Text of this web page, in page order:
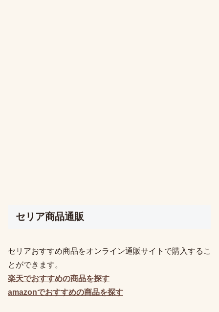
セリア商品通販
セリアおすすめ商品をオンライン通販サイトで購入するこ
とができます。
楽天でおすすめの商品を探す
amazonでおすすめの商品を探す